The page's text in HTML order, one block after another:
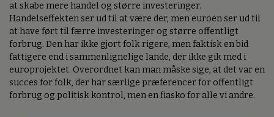
at skabe mere handel og større investeringer.
Handelseffekten ser ud til at være der, men euroen ser ud til
at have ført til færre investeringer og større offentligt
forbrug. Den har ikke gjort folk rigere, men faktisk en bid
fattigere end i sammenlignelige lande, der ikke gik med i
europrojektet. Overordnet kan man måske sige, at det var en
succes for folk, der har særlige præferencer for offentligt
forbrug og politisk kontrol, men en fiasko for alle vi andre.